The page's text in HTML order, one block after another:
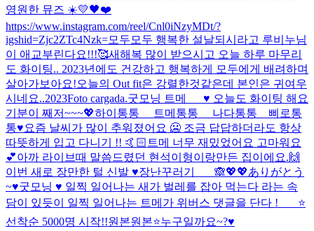
영원한 뮤즈 ☀️💛🖤❤️
https://www.instagram.com/reel/Cnl0iNzyMDt/?
igshid=Zjc2ZTc4Nzk=모두모두 행복한 설날되시라고 루비누님
이 애교부린다요!!!🥰새해복 많이 받으시고 오늘 하루 마무리
도 화이팅.. 2023년에도 건강하고 행복하게 모두에게 배려하며
살아가보아요!오늘의 Out fit은 강렬한것같은데 본인은 귀여우
시네요..2023Foto cargada.굿모닝 트메___♥️ 오늘도 화이팅 해요
기분이 째저~~~💖하이통통__ 트메통통__ 나다통통__삐로통
통♥️요즘 날씨가 많이 추워졌어요 🥶 조금 답답하더라도 항상
따뜻하게 입고 다니기 !! 🤙🏻 트메 너무 재밌었어요 고마워요
💕아까 라이브때 말씀드렸던 현석이형이랑만든 집이에요.🙌
이번 새로 장만한 털 신발 ♥️장난꾸러기 ___🙈💖💖ありがとう
~♥️굿모닝 ♥️ 일찍 일어나는 새가 벌레를 잡아 먹는다 라는 속
담이 있듯이 일찍 일어나는 트메가 위버스 댓글을 단다 ! ___⭐️
선착순 5000명 시작!!원본원본⭐️누구일까요~?♥️